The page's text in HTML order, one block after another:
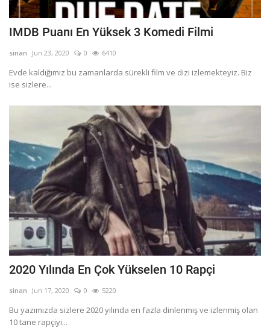
IMDB Puanı En Yüksek 3 Komedi Filmi
sinan Jun 23, 2020 0 6410
Evde kaldığımız bu zamanlarda sürekli film ve dizi izlemekteyiz. Biz
ise sizlere...
2020 Yılında En Çok Yükselen 10 Rapçi
sinan Jun 17, 2020 0 5220
Bu yazımızda sizlere 2020 yılında en fazla dinlenmiş ve izlenmiş olan
10 tane rapçiyi...